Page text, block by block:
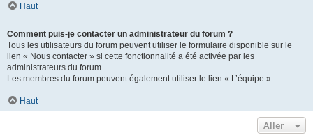
Haut
Comment puis-je contacter un administrateur du forum ?
Tous les utilisateurs du forum peuvent utiliser le formulaire disponible sur le
lien « Nous contacter » si cette fonctionnalité a été activée par les
administrateurs du forum.
Les membres du forum peuvent également utiliser le lien « L’équipe ».
Haut
Aller